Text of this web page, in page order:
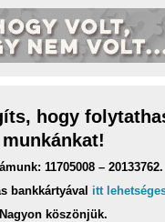
hogy
munkánkat!
11705008 – 20133762.
bankkártyával itt
Nagyon köszönjük.